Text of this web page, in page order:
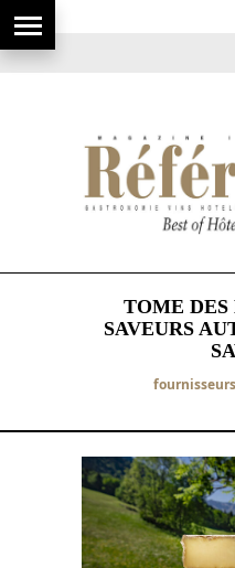
TOME DES
SAVEURS
fournisseurs